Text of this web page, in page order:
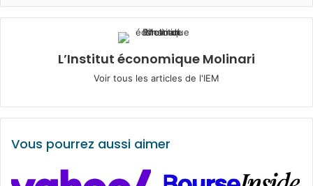
L’Institut économique Molinari
Voir tous les articles de l'IEM
Vous pourrez aussi aimer